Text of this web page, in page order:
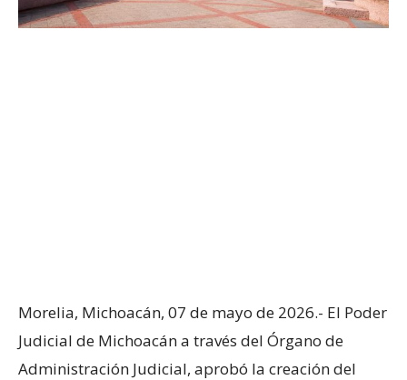
Morelia, Michoacán, 07 de mayo de 2026.- El Poder
Judicial de Michoacán a través del Órgano de
Administración Judicial, aprobó la creación del